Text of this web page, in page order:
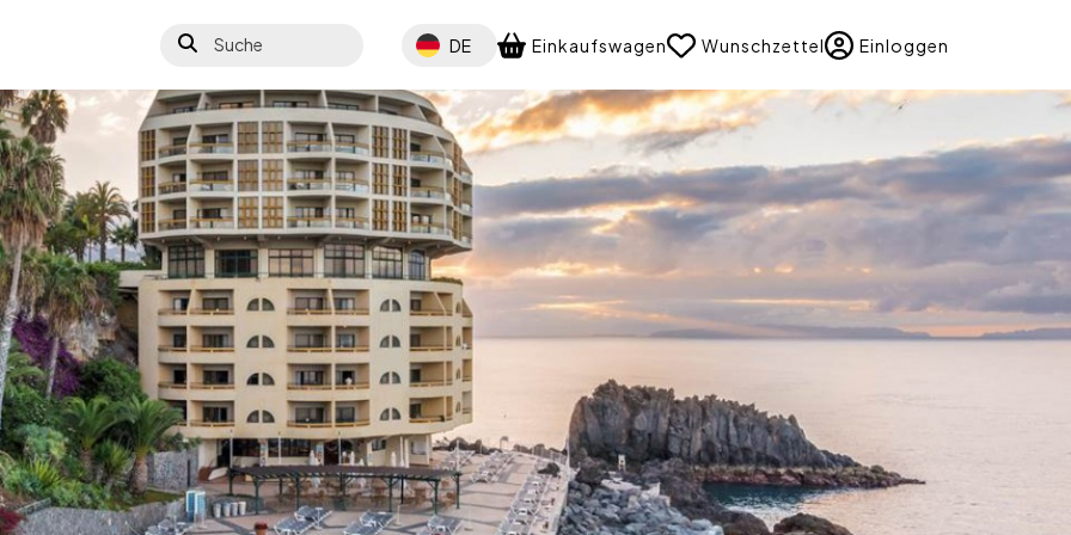
Suche Select your language
DE Einkaufswagen Wunschzettel Einloggen